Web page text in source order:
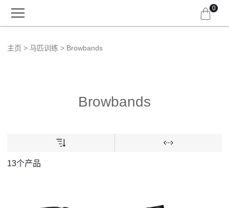
0
主页 马匹训练 Browbands
Browbands
13个产品